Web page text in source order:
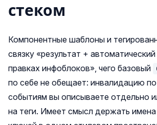
стеком
Компонентные шаблоны и
связку «результат +
правках инфоблоков», чего базовый
по себе не обещает: инвалидацию
событиям вы описываете отдельно
на теги. Имеет смысл держать имена